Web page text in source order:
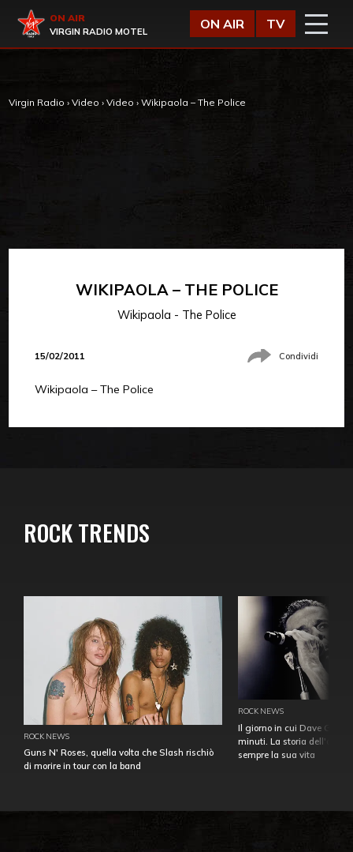
Virgin Radio
ON AIR
VIRGIN RADIO MOTEL
ON AIR TV
Virgin Radio › Video › Video › Wikipaola – The Police
WIKIPAOLA – THE POLICE
Wikipaola - The Police
15/02/2011 Condividi
Wikipaola – The Police
ROCK TRENDS
ROCK NEWS
Guns N' Roses, quella volta che Slash rischiò
di morire in tour con la band
ROCK NEWS
Il giorno in cui Dave
minuti. La storia
sempre la sua vita